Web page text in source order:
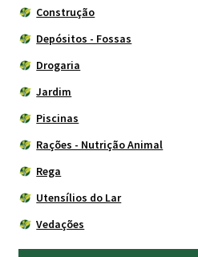
Construção
Depósitos - Fossas
Drogaria
Jardim
Piscinas
Rações - Nutrição Animal
Rega
Utensílios do Lar
Vedações